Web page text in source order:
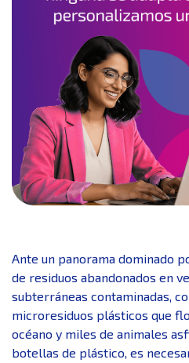
Ante un panorama dominado
de residuos abandonados en
subterráneas contaminadas,
microresiduos plásticos que
océano y miles de animales
botellas de plástico, es